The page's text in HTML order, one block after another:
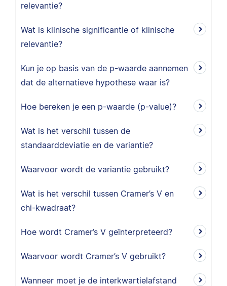
relevantie?
Wat is klinische significantie of klinische
relevantie?
Kun je op basis van de p-waarde aannemen
dat de alternatieve hypothese waar is?
Hoe bereken je een p-waarde (p-value)?
Wat is het verschil tussen de
standaarddeviatie en de variantie?
Waarvoor wordt de variantie gebruikt?
Wat is het verschil tussen Cramer’s V en
chi-kwadraat?
Hoe wordt Cramer’s V geïnterpreteerd?
Waarvoor wordt Cramer’s V gebruikt?
Wanneer moet je de interkwartielafstand